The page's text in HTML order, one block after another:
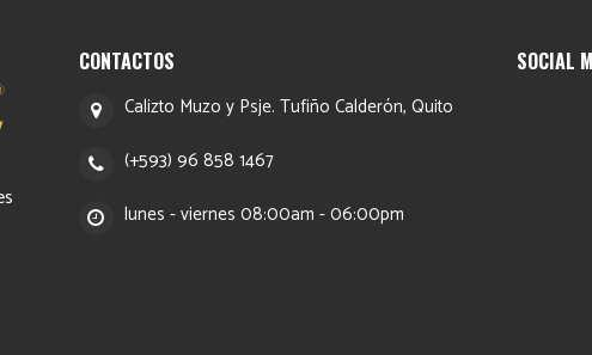
CONTACTOS
Calizto Muzo y Psje. Tufiño Calderón, Quito
(+593) 96 858 1467
lunes - viernes 08:00am - 06:00pm
SOCIAL